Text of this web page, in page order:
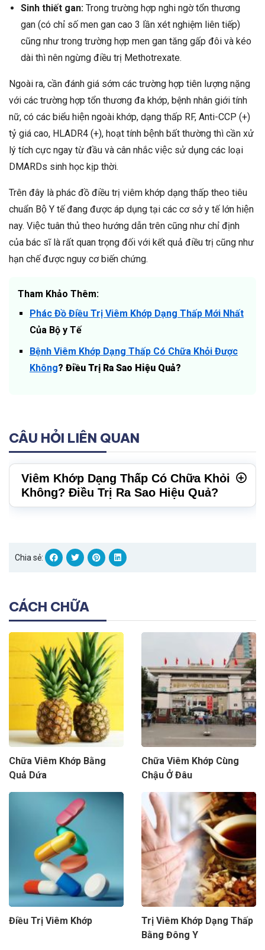
Sinh thiết gan: Trong trường hợp nghi ngờ tổn thương
gan (có chỉ số men gan cao 3 lần xét nghiệm liên tiếp)
cũng như trong trường hợp men gan tăng gấp đôi và kéo
dài thì nên ngừng điều trị Methotrexate.
Ngoài ra, cần đánh giá sớm các trường hợp tiên lượng nặng
với các trường hợp tổn thương đa khớp, bệnh nhân giới tính
nữ, có các biểu hiện ngoài khớp, dạng thấp RF, Anti-CCP (+)
tỷ giá cao, HLADR4 (+), hoạt tính bệnh bất thường thì cần xử
lý tích cực ngay từ đầu và cân nhắc việc sử dụng các loại
DMARDs sinh học kịp thời.
Trên đây là phác đồ điều trị viêm khớp dạng thấp theo tiêu
chuẩn Bộ Y tế đang được áp dụng tại các cơ sở y tế lớn hiện
nay. Việc tuân thủ theo hướng dẫn trên cũng như chỉ định
của bác sĩ là rất quan trọng đối với kết quả điều trị cũng như
hạn chế được nguy cơ biến chứng.
Tham Khảo Thêm:
Phác Đồ Điều Trị Viêm Khớp Dạng Thấp Mới Nhất
Của Bộ y Tế
Bệnh Viêm Khớp Dạng Thấp Có Chữa Khỏi Được
Không? Điều Trị Ra Sao Hiệu Quả?
CÂU HỎI LIÊN QUAN
Viêm Khớp Dạng Thấp Có Chữa Khỏi
Không? Điều Trị Ra Sao Hiệu Quả?
Chia sẻ:
CÁCH CHỮA
Chữa Viêm Khớp Bằng
Quả Dứa
Chữa Viêm Khớp Cùng
Chậu Ở Đâu
Điều Trị Viêm Khớp
Trị Viêm Khớp Dạng Thấp
Bằng Đông Y